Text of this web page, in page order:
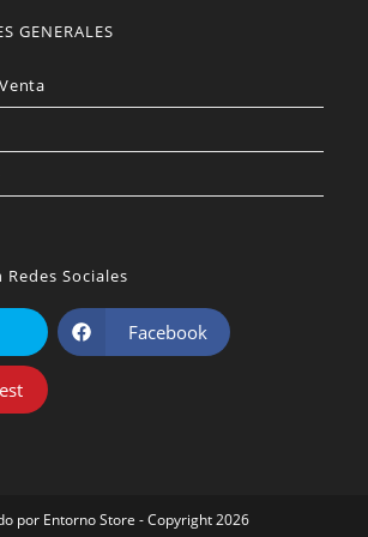
GENERALES
Sociales
Facebook
por Entorno Store - Copyright 2026